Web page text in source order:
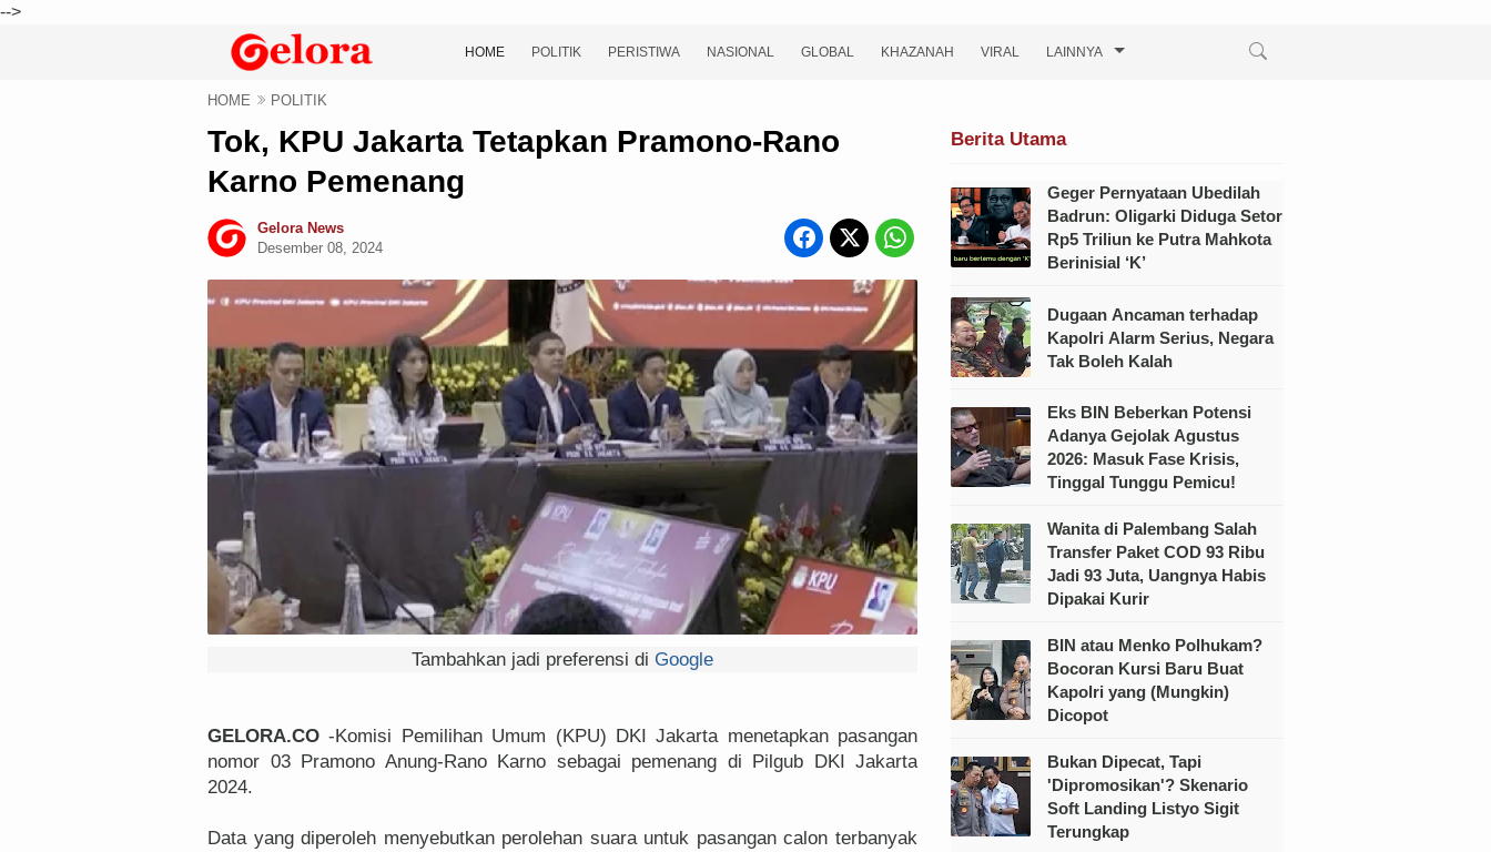
-->
HOME POLITIK PERISTIWA NASIONAL GLOBAL KHAZANAH VIRAL LAINNYA
HOME POLITIK
Tok, KPU Jakarta Tetapkan Pramono-Rano
Karno Pemenang
Gelora News
Desember 08, 2024
Tambahkan jadi preferensi di Google
GELORA.CO -Komisi Pemilihan Umum (KPU) DKI Jakarta menetapkan pasangan
nomor 03 Pramono Anung-Rano Karno sebagai pemenang di Pilgub DKI Jakarta
2024.
Data yang diperoleh menyebutkan perolehan suara untuk pasangan calon terbanyak
Berita Utama
Geger Pernyataan Ubedilah
Badrun: Oligarki Diduga Setor
Rp5 Triliun ke Putra Mahkota
Berinisial ‘K’
Dugaan Ancaman terhadap
Kapolri Alarm Serius, Negara
Tak Boleh Kalah
Eks BIN Beberkan Potensi
Adanya Gejolak Agustus
2026: Masuk Fase Krisis,
Tinggal Tunggu Pemicu!
Wanita di Palembang Salah
Transfer Paket COD 93 Ribu
Jadi 93 Juta, Uangnya Habis
Dipakai Kurir
BIN atau Menko Polhukam?
Bocoran Kursi Baru Buat
Kapolri yang (Mungkin)
Dicopot
Bukan Dipecat, Tapi
'Dipromosikan'? Skenario
Soft Landing Listyo Sigit
Terungkap